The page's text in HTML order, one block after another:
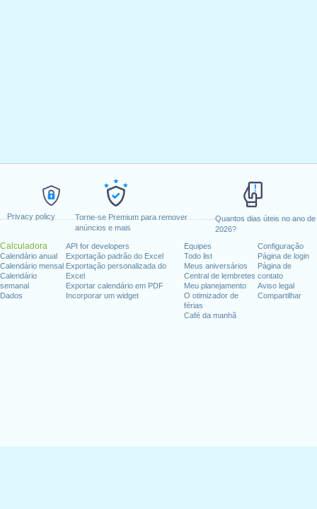
Privacy policy
Torne-se Premium para remover
anúncios e mais
Quantos dias úteis no ano de
2026?
Calculadora
Calendário anual
Calendário mensal
Calendário
semanal
Dados
API for developers
Exportação padrão do Excel
Exportação personalizada do
Excel
Exportar calendário em PDF
Incorporar um widget
Equipes
Todo list
Meus aniversários
Central de lembretes
Meu planejamento
O otimizador de
férias
Café da manhã
Configuração
Página de login
Página de
contato
Aviso legal
Compartilhar